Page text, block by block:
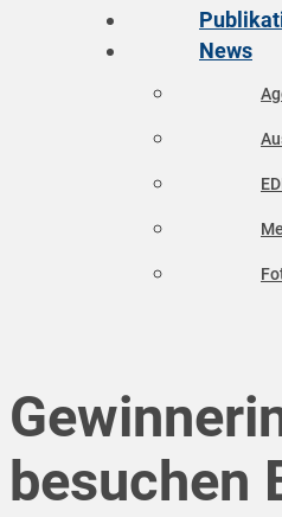
News
besuchen